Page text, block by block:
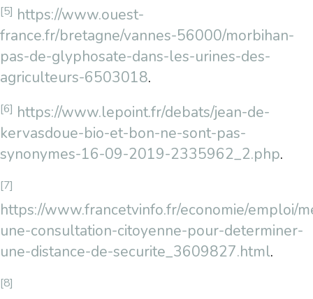
[5] https://www.ouest-
france.fr/bretagne/vannes-56000/morbihan-
pas-de-glyphosate-dans-les-urines-des-
agriculteurs-6503018.
[6] https://www.lepoint.fr/debats/jean-de-
kervasdoue-bio-et-bon-ne-sont-pas-
synonymes-16-09-2019-2335962_2.php.
[7]
https://www.francetvinfo.fr/economie/emploi/
une-consultation-citoyenne-pour-determiner-
une-distance-de-securite_3609827.html.
[8]